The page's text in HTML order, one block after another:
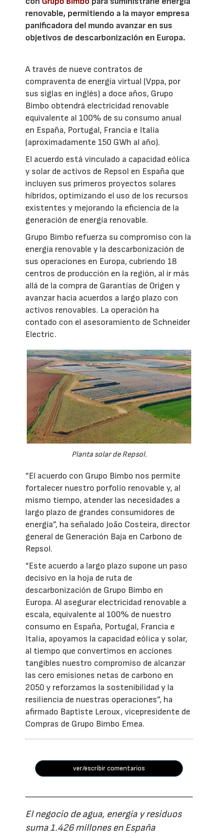
renovable, permitiendo a la mayor empresa
panificadora del mundo avanzar en sus
objetivos de descarbonización en Europa.
A través de nueve contratos de
compraventa de energía virtual (Vppa, por
sus siglas en inglés) a doce años, Grupo
Bimbo obtendrá electricidad renovable
equivalente al 100% de su consumo anual
en España, Portugal, Francia e Italia
(aproximadamente 150 GWh al año).
El acuerdo está vinculado a capacidad eólica
y solar de activos de Repsol en España que
incluyen sus primeros proyectos solares
híbridos, optimizando el uso de los recursos
existentes y mejorando la eficiencia de la
generación de energía renovable.
Grupo Bimbo refuerza su compromiso con la
energía renovable y la descarbonización de
sus operaciones en Europa, cubriendo 18
centros de producción en la región, al ir más
allá de la compra de Garantías de Origen y
avanzar hacia acuerdos a largo plazo con
activos renovables. La operación ha
contado con el asesoramiento de Schneider
Electric.
Planta solar de Repsol.
“El acuerdo con Grupo Bimbo nos permite
fortalecer nuestro porfolio renovable y, al
mismo tiempo, atender las necesidades a
largo plazo de grandes consumidores de
energía”, ha señalado João Costeira, director
general de Generación Baja en Carbono de
Repsol.
“Este acuerdo a largo plazo supone un paso
decisivo en la hoja de ruta de
descarbonización de Grupo Bimbo en
Europa. Al asegurar electricidad renovable a
escala, equivalente al 100% de nuestro
consumo en España, Portugal, Francia e
Italia, apoyamos la capacidad eólica y solar,
al tiempo que convertimos en acciones
tangibles nuestro compromiso de alcanzar
las cero emisiones netas de carbono en
2050 y reforzamos la sostenibilidad y la
resiliencia de nuestras operaciones”, ha
afirmado Baptiste Leroux, vicepresidente de
Compras de Grupo Bimbo Emea.
ver/escribir comentarios
El negocio de agua, energía y residuos
suma 1.426 millones en España